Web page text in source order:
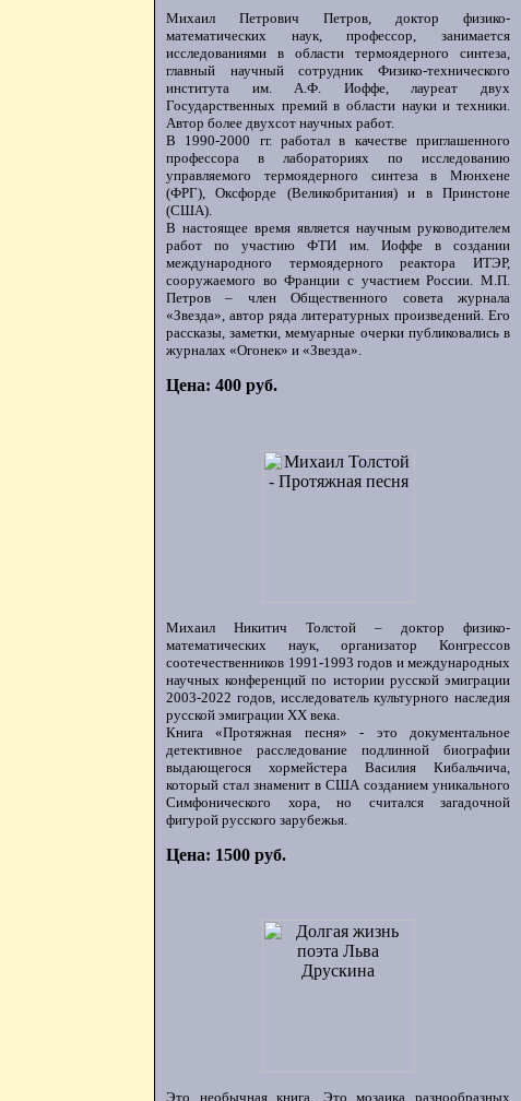
Михаил Петрович Петров, доктор физико-
математических наук, профессор, занимается
исследованиями в области термоядерного синтеза,
главный научный сотрудник Физико-технического
института им. А.Ф. Иоффе, лауреат двух
Государственных премий в области науки и техники.
Автор более двухсот научных работ.
В 1990-2000 гг. работал в качестве приглашенного
профессора в лабораториях по исследованию
управляемого термоядерного синтеза в Мюнхене
(ФРГ), Оксфорде (Великобритания) и в Принстоне
(США).
В настоящее время является научным руководителем
работ по участию ФТИ им. Иоффе в создании
международного термоядерного реактора ИТЭР,
сооружаемого во Франции с участием России. М.П.
Петров – член Общественного совета журнала
«Звезда», автор ряда литературных произведений. Его
рассказы, заметки, мемуарные очерки публиковались в
журналах «Огонек» и «Звезда».
Цена: 400 руб.
Михаил Никитич Толстой – доктор физико-
математических наук, организатор Конгрессов
соотечественников 1991-1993 годов и международных
научных конференций по истории русской эмиграции
2003-2022 годов, исследователь культурного наследия
русской эмиграции ХХ века.
Книга «Протяжная песня» - это документальное
детективное расследование подлинной биографии
выдающегося хормейстера Василия Кибальчича,
который стал знаменит в США созданием уникального
Симфонического хора, но считался загадочной
фигурой русского зарубежья.
Цена: 1500 руб.
Это необычная книга. Это мозаика разнообразных